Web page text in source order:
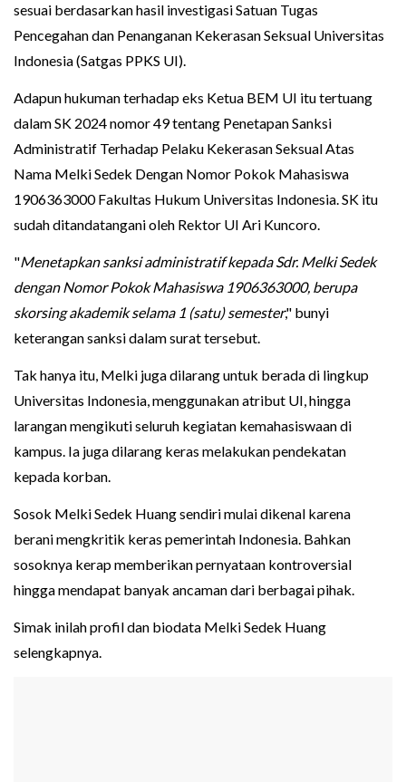
sesuai berdasarkan hasil investigasi Satuan Tugas
Pencegahan dan Penanganan Kekerasan Seksual Universitas
Indonesia (Satgas PPKS UI).
Adapun hukuman terhadap eks Ketua BEM UI itu tertuang
dalam SK 2024 nomor 49 tentang Penetapan Sanksi
Administratif Terhadap Pelaku Kekerasan Seksual Atas
Nama Melki Sedek Dengan Nomor Pokok Mahasiswa
1906363000 Fakultas Hukum Universitas Indonesia. SK itu
sudah ditandatangani oleh Rektor UI Ari Kuncoro.
"Menetapkan sanksi administratif kepada Sdr. Melki Sedek
dengan Nomor Pokok Mahasiswa 1906363000, berupa
skorsing akademik selama 1 (satu) semester," bunyi
keterangan sanksi dalam surat tersebut.
Tak hanya itu, Melki juga dilarang untuk berada di lingkup
Universitas Indonesia, menggunakan atribut UI, hingga
larangan mengikuti seluruh kegiatan kemahasiswaan di
kampus. Ia juga dilarang keras melakukan pendekatan
kepada korban.
Sosok Melki Sedek Huang sendiri mulai dikenal karena
berani mengkritik keras pemerintah Indonesia. Bahkan
sosoknya kerap memberikan pernyataan kontroversial
hingga mendapat banyak ancaman dari berbagai pihak.
Simak inilah profil dan biodata Melki Sedek Huang
selengkapnya.